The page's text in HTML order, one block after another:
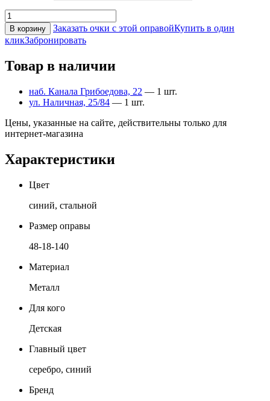
В корзину Заказать очки с этой оправойКупить в один
кликЗабронировать
Товар в наличии
наб. Канала Грибоедова, 22 — 1 шт.
ул. Наличная, 25/84 — 1 шт.
Цены, указанные на сайте, действительны только для
интернет-магазина
Характеристики
Цвет
синий, стальной
Размер оправы
48-18-140
Материал
Металл
Для кого
Детская
Главный цвет
серебро, синий
Бренд